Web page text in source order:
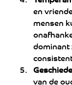
en
mensen
dominant
van de